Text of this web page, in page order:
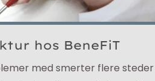
hos BeneFiT
med smerter flere steder